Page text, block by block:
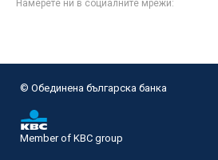
Намерете ни в социалните мрежи:
© Oбединена българска банка
Member of KBC group